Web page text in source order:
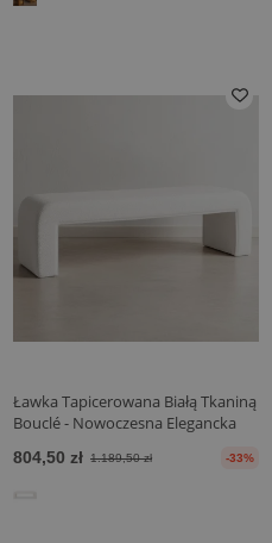
Ławka Tapicerowana Białą Tkaniną
Bouclé - Nowoczesna Elegancka
804,50 zł 1.189,50 zł -33%